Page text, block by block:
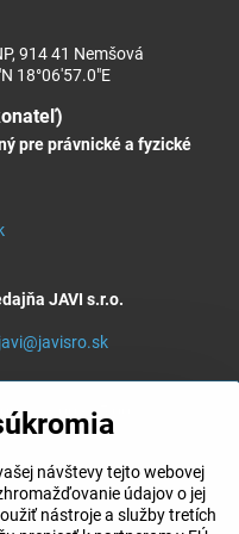
914 41 Nemšová
18°06'57.0"E
pre právnické a fyzické
JAVI s.r.o.
a 13:00 - 15:00
návštevy tejto webovej
údajov o jej
nástroje a služby tretích